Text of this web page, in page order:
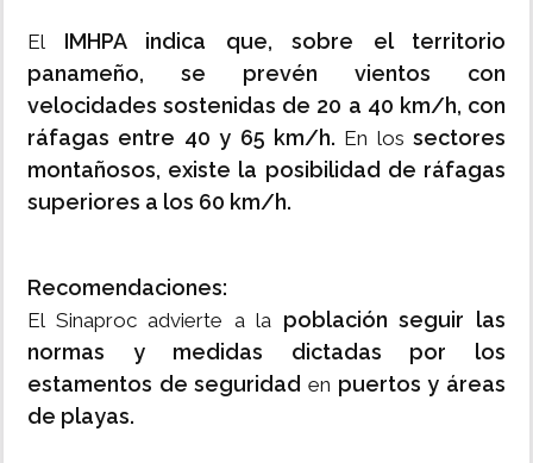
El IMHPA indica que, sobre el territorio
panameño, se prevén vientos con
velocidades sostenidas de 20 a 40 km/h, con
ráfagas entre 40 y 65 km/h. En los sectores
montañosos, existe la posibilidad de ráfagas
superiores a los 60 km/h.
Recomendaciones:
El Sinaproc advierte a la población seguir las
normas y medidas dictadas por los
estamentos de seguridad en puertos y áreas
de playas.